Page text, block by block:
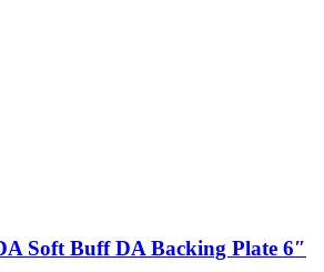
Soft Buff DA Backing Plate 6″